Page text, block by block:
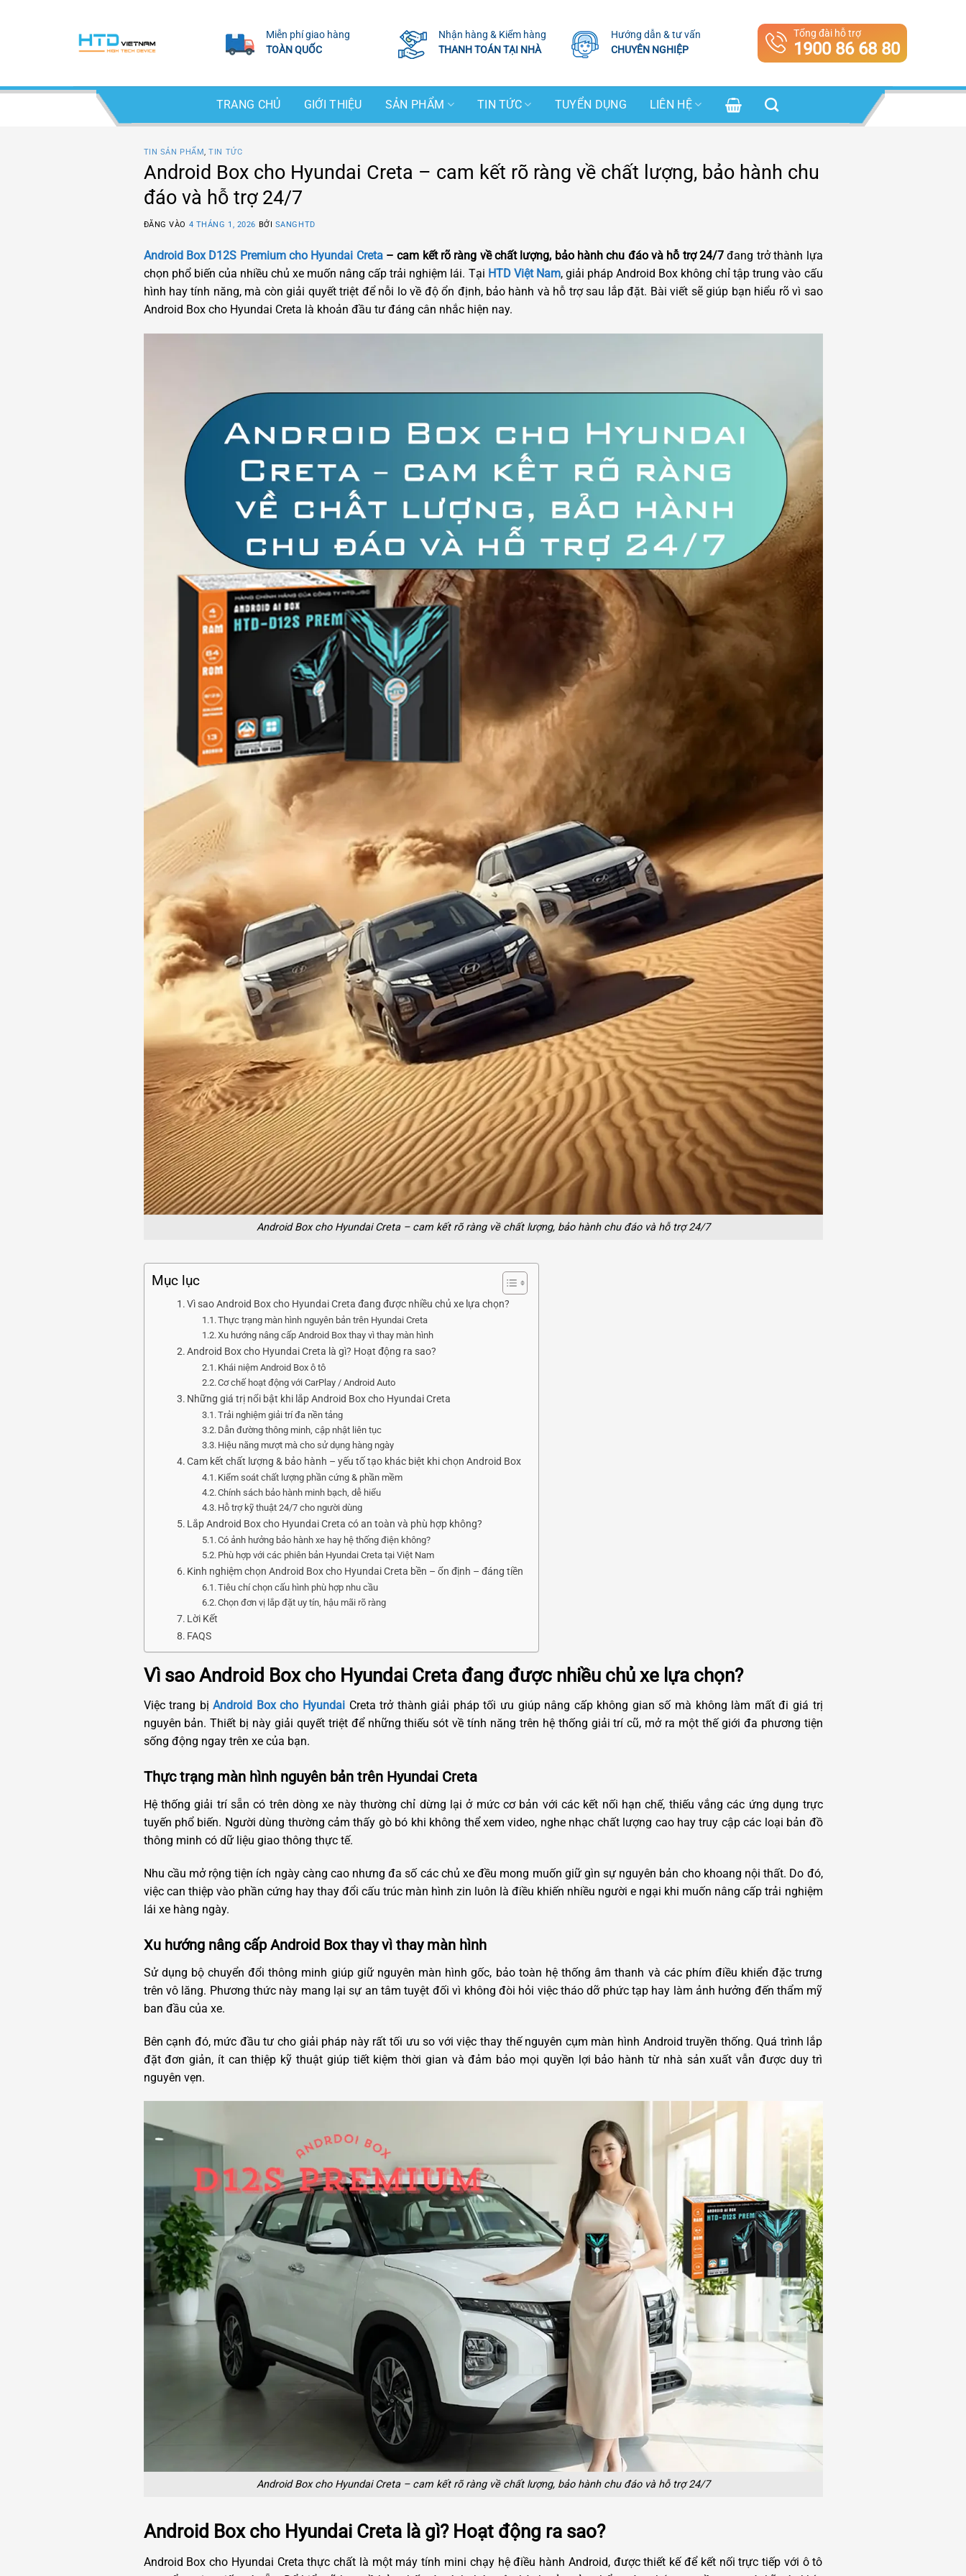
Miễn phí giao hàng
TOÀN QUỐC
Nhận hàng & Kiểm hàng
THANH TOÁN TẠI NHÀ
Hướng dẫn & tư vấn
CHUYÊN NGHIỆP
Tổng đài hỗ trợ
1900 86 68 80
TRANG CHỦ GIỚI THIỆU SẢN PHẨM TIN TỨC TUYỂN DỤNG LIÊN HỆ
TIN SẢN PHẨM,TIN TỨC
Android Box cho Hyundai Creta – cam kết rõ ràng về chất lượng, bảo hành chu
đáo và hỗ trợ 24/7
ĐĂNG VÀO 4 THÁNG 1, 2026 BỞI SANGHTD
Android Box D12S Premium cho Hyundai Creta– cam kết rõ ràng về chất lượng, bảo hành chu đáo và hỗ trợ 24/7 đang trở thành lựa
chọn phổ biến của nhiều chủ xe muốn nâng cấp trải nghiệm lái. Tại HTD Việt Nam, giải pháp Android Box không chỉ tập trung vào cấu
hình hay tính năng, mà còn giải quyết triệt để nỗi lo về độ ổn định, bảo hành và hỗ trợ sau lắp đặt. Bài viết sẽ giúp bạn hiểu rõ vì sao
Android Box cho Hyundai Creta là khoản đầu tư đáng cân nhắc hiện nay.
Android Box cho Hyundai Creta – cam kết rõ ràng về chất lượng, bảo hành chu đáo và hỗ trợ 24/7
Mục lục
Vì sao Android Box cho Hyundai Creta đang được nhiều chủ xe lựa chọn?
Thực trạng màn hình nguyên bản trên Hyundai Creta
Xu hướng nâng cấp Android Box thay vì thay màn hình
Android Box cho Hyundai Creta là gì? Hoạt động ra sao?
Khái niệm Android Box ô tô
Cơ chế hoạt động với CarPlay / Android Auto
Những giá trị nổi bật khi lắp Android Box cho Hyundai Creta
Trải nghiệm giải trí đa nền tảng
Dẫn đường thông minh, cập nhật liên tục
Hiệu năng mượt mà cho sử dụng hàng ngày
Cam kết chất lượng & bảo hành – yếu tố tạo khác biệt khi chọn Android Box
Kiểm soát chất lượng phần cứng & phần mềm
Chính sách bảo hành minh bạch, dễ hiểu
Hỗ trợ kỹ thuật 24/7 cho người dùng
Lắp Android Box cho Hyundai Creta có an toàn và phù hợp không?
Có ảnh hưởng bảo hành xe hay hệ thống điện không?
Phù hợp với các phiên bản Hyundai Creta tại Việt Nam
Kinh nghiệm chọn Android Box cho Hyundai Creta bền – ổn định – đáng tiền
Tiêu chí chọn cấu hình phù hợp nhu cầu
Chọn đơn vị lắp đặt uy tín, hậu mãi rõ ràng
Lời Kết
FAQS
Vì sao Android Box cho Hyundai Creta đang được nhiều chủ xe lựa chọn?
Việc trang bịAndroid Box cho HyundaiCreta trở thành giải pháp tối ưu giúp nâng cấp không gian số mà không làm mất đi giá trị
nguyên bản. Thiết bị này giải quyết triệt để những thiếu sót về tính năng trên hệ thống giải trí cũ, mở ra một thế giới đa phương tiện
sống động ngay trên xe của bạn.
Thực trạng màn hình nguyên bản trên Hyundai Creta
Hệ thống giải trí sẵn có trên dòng xe này thường chỉ dừng lại ở mức cơ bản với các kết nối hạn chế, thiếu vắng các ứng dụng trực
tuyến phổ biến. Người dùng thường cảm thấy gò bó khi không thể xem video, nghe nhạc chất lượng cao hay truy cập các loại bản đồ
thông minh có dữ liệu giao thông thực tế.
Nhu cầu mở rộng tiện ích ngày càng cao nhưng đa số các chủ xe đều mong muốn giữ gìn sự nguyên bản cho khoang nội thất. Do đó,
việc can thiệp vào phần cứng hay thay đổi cấu trúc màn hình zin luôn là điều khiến nhiều người e ngại khi muốn nâng cấp trải nghiệm
lái xe hàng ngày.
Xu hướng nâng cấp Android Box thay vì thay màn hình
Sử dụng bộ chuyển đổi thông minh giúp giữ nguyên màn hình gốc, bảo toàn hệ thống âm thanh và các phím điều khiển đặc trưng
trên vô lăng. Phương thức này mang lại sự an tâm tuyệt đối vì không đòi hỏi việc tháo dỡ phức tạp hay làm ảnh hưởng đến thẩm mỹ
ban đầu của xe.
Bên cạnh đó, mức đầu tư cho giải pháp này rất tối ưu so với việc thay thế nguyên cụm màn hình Android truyền thống. Quá trình lắp
đặt đơn giản, ít can thiệp kỹ thuật giúp tiết kiệm thời gian và đảm bảo mọi quyền lợi bảo hành từ nhà sản xuất vẫn được duy trì
nguyên vẹn.
Android Box cho Hyundai Creta – cam kết rõ ràng về chất lượng, bảo hành chu đáo và hỗ trợ 24/7
Android Box cho Hyundai Creta là gì? Hoạt động ra sao?
Android Box cho Hyundai Creta thực chất là một máy tính mini chạy hệ điều hành Android, được thiết kế để kết nối trực tiếp với ô tô